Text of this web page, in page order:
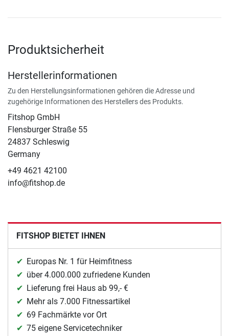
Produktsicherheit
Herstellerinformationen
Zu den Herstellungsinformationen gehören die Adresse und
zugehörige Informationen des Herstellers des Produkts.
Fitshop GmbH
Flensburger Straße 55
24837 Schleswig
Germany
+49 4621 42100
info@fitshop.de
FITSHOP BIETET IHNEN
Europas Nr. 1 für Heimfitness
über 4.000.000 zufriedene Kunden
Lieferung frei Haus ab 99,- €
Mehr als 7.000 Fitnessartikel
69 Fachmärkte vor Ort
75 eigene Servicetechniker